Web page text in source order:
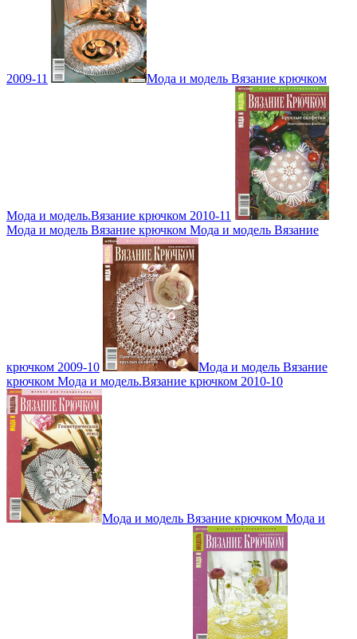
2009-11 Мода и модель Вязание крючком
Мода и модель.Вязание крючком 2010-11
Мода и модель Вязание крючком Мода и модель Вязание
крючком 2009-10
Мода и модель Вязание
крючком Мода и модель.Вязание крючком 2010-10
Мода и модель Вязание крючком Мода и